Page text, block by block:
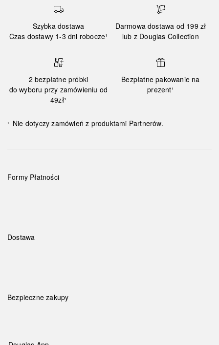
Szybka dostawa
Czas dostawy 1-3 dni robocze¹
Darmowa dostawa od 199 zł
lub z Douglas Collection
2 bezpłatne próbki
do wyboru przy zamówieniu od
49zł¹
Bezpłatne pakowanie na
prezent¹
¹ Nie dotyczy zamówień z produktami Partnerów.
Formy Płatności
Dostawa
Bezpieczne zakupy